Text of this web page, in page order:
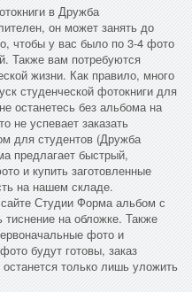
в Дружба
он может занять до
чтобы у вас было по 3-4 фото
Также вам потребуются
жизни. Как правило, много
студенческой фотокниги для
останетесь без альбома на
не успевает заказать
для студентов (Дружба
предлагает быстрый,
и купить заготовленные
на нашем складе.
Студии Форма альбом с
на обложке. Также
фото и
будут готовы, заказ
только лишь уложить